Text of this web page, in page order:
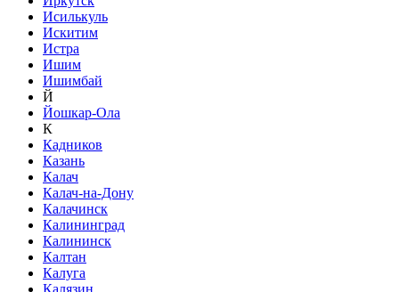
Исилькуль
Искитим
Истра
Ишим
Ишимбай
Й
Йошкар-Ола
К
Кадников
Казань
Калач
Калач-на-Дону
Калачинск
Калининград
Калининск
Калтан
Калуга
Калязин